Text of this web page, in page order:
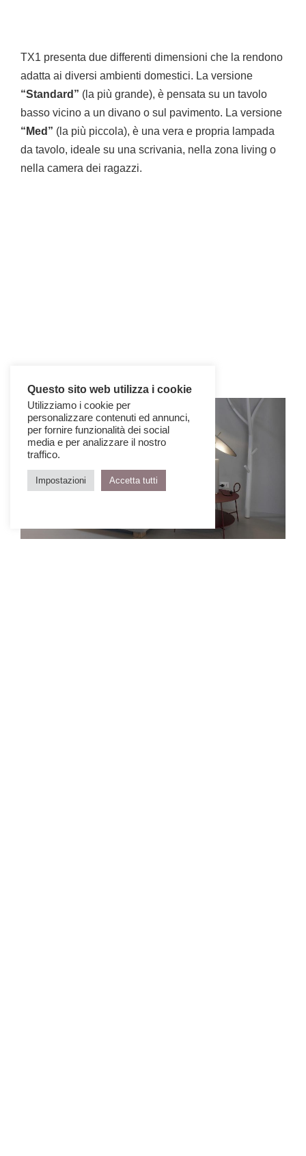
TX1 presenta due differenti dimensioni che la rendono
adatta ai diversi ambienti domestici. La versione
“Standard” (la più grande), è pensata su un tavolo
basso vicino a un divano o sul pavimento. La versione
“Med” (la più piccola), è una vera e propria lampada
da tavolo, ideale su una scrivania, nella zona living o
nella camera dei ragazzi.
Questo sito web utilizza i cookie
Utilizziamo i cookie per
personalizzare contenuti ed annunci,
per fornire funzionalità dei social
media e per analizzare il nostro
traffico.
Impostazioni Accetta tutti